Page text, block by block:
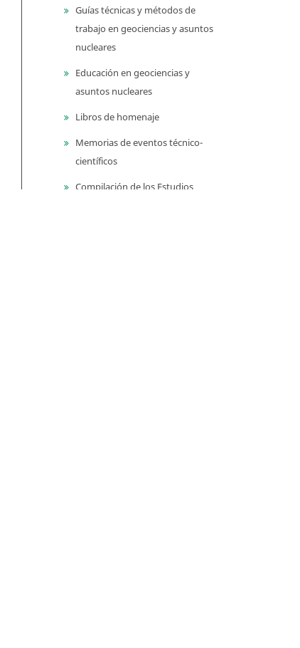
Guías técnicas y métodos de
trabajo en geociencias y asuntos
nucleares
Educación en geociencias y
asuntos nucleares
Libros de homenaje
Memorias de eventos técnico-
científicos
Compilación de los Estudios